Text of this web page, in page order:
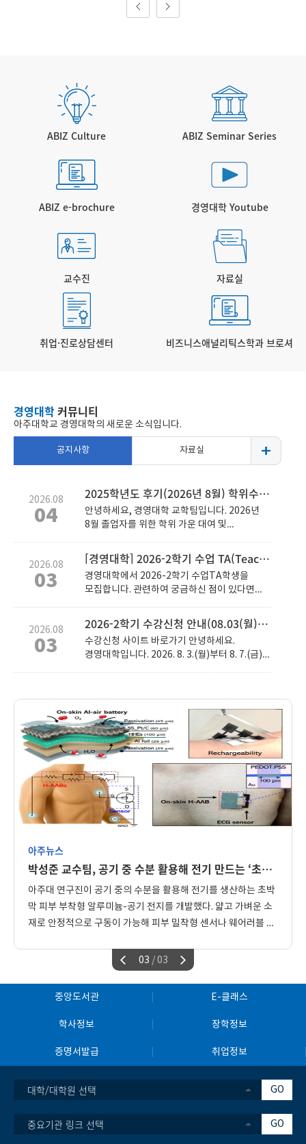
했다. 품질우수논문상 시상식은 지난 4월 28일 서울시 강남구에
분야와 산업공학 및 통계학 분야에서 우수 논문을 2편씩 선정하
여 품질우수논문상을 수여하였다. 한국품질경영학회는 품질경영
학술공동체로 품질경영을 통한 산업 발전과 국가 경쟁력에 공헌
할 목적으로 설립됐다. 학회는 품질경영 관련 ▲품질경영의 이론
및 배부 ▲ 품질경영관련 산학협력 활동 등의 사업을 수행하고 있
ABIZ Culture ABIZ Seminar Series
ABIZ e-brochure 경영대학 Youtube
교수진 자료실
취업·진로상담센터 비즈니스애널리틱스학과 브로셔
경영대학커뮤니티
아주대학교 경영대학의 새로운 소식입니다.
공지사항
2026.08
04
2025학년도 후기(2026년 8월) 학위수여식 및 가운 대여 안내
안녕하세요, 경영대학 교학팀입니다. 2026년
8월 졸업자를 위한 학위 가운 대여 및
수령 / 학사가운 및 학사모 대여: 2026.8.21.(금)
10:00~16:30 (반납은 17:00까지) 장소: 다산관
111호 ※ 경영대학은 8/21(금)에만 학위복
대여가 가능하며, 이외 일시에는 대여 절대
불가합니다. ※ 포토월 설치: 연암관/원천관
(아주대학교 주최) ※ 경영대학에서 대여해
드리는 학위복은 리뉴얼 학위복입니다. 2.
학위증 수령 및 학위 가운 대여 시 신분 확인을
위해 신분증을 보여주시기 바랍니다. 1) 학위
가운 대여 시 신분증을 맡기고, 학위 가운을
학위 가운 및 학사모는 사용 당일 반납하여
주시기 바랍니다. 3）학위기 수령은 2026년
8월 졸업자만 가능합니다. (26년 08월 이전
졸업자의 경우 8월 학위수여일에 학위기 수령을
원하시면, 교학팀 방문 전 본인 소속 학과
담당자에게 이메일로 방문 예정 일자와 수령
가능 여부를 확인하여 주시기 바랍니다.) 4）
학위기 우편 발송은 불가능합니다. 5) 2026년
8월 이전 졸업자도 방문하여 학위가운 대여
가능합니다. (학생증 지참 필요) 6) 학위기
전달해주시기 바라며, 대리 수령자의 신분증을
수 있습니다. 3. 증명서 출력 : 졸업증명서 및
졸업생의 석차가 반영된 성적증명서는 8.21.
(금) 10:00부터 온라인으로 출력 가능합니다. ■
kh14@ajou.ac.kr 경영학과 외국인 유학생 ☎
031-219-3632/ miry0128@ajou.ac.kr
219-2703 / danggeun7@ajou.ac.kr
금융공학과 ☎ 031-219-3661 /
dkwk5026@ajou.ac.kr 글로벌경영학과 ☎
031-219-3621 / bgseo@ajou.ac.kr 대학원
(경영학과, 비즈니스애널리틱스 학과) ☎ 031-
219-2705 / zxcv5485@ajou.ac.kr
2026.08
03
[경영대학] 2026-2학기 수업 TA(Teaching Assistant) 모집 신청 안내
경영대학에서 2026-2학기 수업TA학생을
모집합니다. 관련하여 궁금하신 점이 있다면
TA장학) 활동 시간은 학생 별 월 50시간
내에서만 가능합니다. 월 50시간을 초과할 수
없으므로 다른 근로 장학에 참여하고 있는
학생들은 이 점 확인하시고 지원해주시기
바랍니다. (*국가근로장학생은 지원 불가
완료된 시간표로 제출해주시기 바랍니다.
2026.08
03
2026-2학기 수강신청 안내(08.03(월)~08.07(금))
수강신청 사이트 바로가기 안녕하세요.
경영대학입니다. 2026. 8. 3.(월)부터 8. 7.(금)
수강신청 대상 학년이 다르므로 반드시 본인의
신청 일정을 확인해 주시기 바랍니다. 자세한
사항은 아래 수강신청 안내 게시글을 참고해
주시기 바랍니다. [학부]2026-2학기 수강신청
안내(08.03(월)~08.07(금)) | 아주대학교
자료실
아주뉴스
박성준 교수팀, 공기 중 수분 활용해 전기 만드는 ‘초박막 피부 부착형’ 알루미늄-공기 전지 개발
아주대 연구진이 공기 중의 수분을 활용해 전기를 생산하는 초박
막 피부 부착형 알루미늄-공기 전지를 개발했다. 얇고 가벼운 소
재로 안정적으로 구동이 가능해 피부 밀착형 센서나 웨어러블 헬
학과·지능형반도체공학과) 연구팀은 충남대·광주과학기술원
(GIST)과 함께 공기 중의 수분을 활용해 장시간 작동하는 초박막
용은 ‘흡습성 전해질 기반 초박막 알루미늄-공기 전지를 통한 초
밀착 피부 전자소자의 연속 구동(Ultrathin aluminum-air
operation of imperceptible on-skin electronics)’이라는
터리얼즈(Advanced Energy Materials)>에 7월 온라인 게재
자로 연구를 진행했고 박성준 교수(아주대 전자공학과·지능형반
도체공학과), 유승준 교수(광주과학기술원 신소재공학과), 송우
03 / 03
중앙도서관 E-클래스
학사정보 장학정보
증명서발급 취업정보
대학/대학원 선택 GO
중요기관 링크 선택 GO